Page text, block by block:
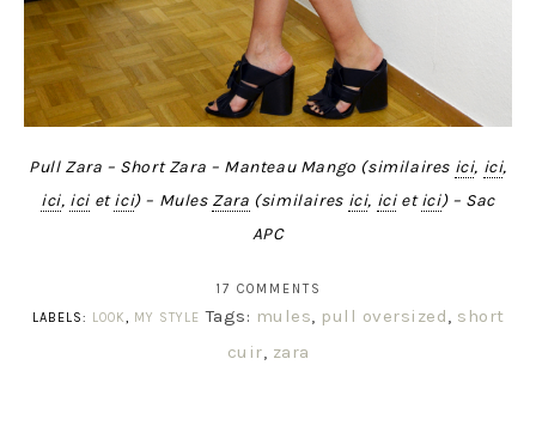
Pull Zara – Short Zara – Manteau Mango (similaires ici, ici,
ici, ici etici) – Mules Zara (similaires ici, icietici) – Sac
APC
17 COMMENTS
LABELS:
LOOK, MY STYLE Tags: mules, pull oversized, short
cuir, zara